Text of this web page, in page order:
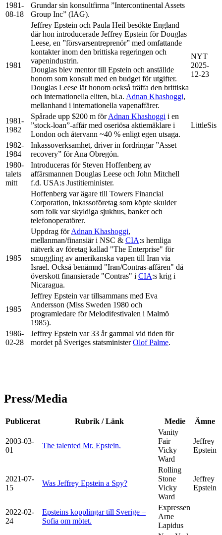
1981-
08-18
Grundar sin konsultfirma ”Intercontinental Assets
Group Inc” (IAG).
1981
Jeffrey Epstein och Paula Heil besökte England
där hon introducerade Jeffrey Epstein för Douglas
Leese, en ”försvarsentreprenör” med omfattande
kontakter inom den brittiska regeringen och
vapenindustrin.
Douglas blev mentor till Epstein och anställde
honom som konsult med en budget för utgifter.
Douglas Leese lät honom också träffa den brittiska
och internationella eliten, bl.a. Adnan Khashoggi,
mellanhand i internationella vapenaffärer.
NYT
2025-
12-23
1981-
1982
Spårade upp $200 m förAdnan Khashoggi i en
”stock-loan”-affär med oseriösa aktiemäklare i
London och återvann ~40 % enligt egen utsaga.
LittleSis
1982-
1984
Inkassoverksamhet, driver in fordringar ”Asset
recovery” för Ana Obregón.
1980-
talets
mitt
Introduceras för Steven Hoffenberg av
affärsmannen Douglas Leese och John Mitchell
f.d. USA:s Justitieminister.
Hoffenberg var ägare till Towers Financial
Corporation, inkassoföretag som köpte skulder
som folk var skyldiga sjukhus, banker och
telefonoperatörer.
1985
Uppdrag förAdnan Khashoggi,
mellanman/finansiär i NSC & CIA:s hemliga
nätverk av företag kallad "The Enterprise" för
smuggling av amerikanska vapen till Iran via
Israel. Också benämnd "Iran/Contras-affären" då
överskott finansierade "Contras" i CIA:s krig i
Nicaragua.
1985
Jeffrey Epstein var tillsammans med Eva
Andersson (Miss Sweden 1980 och
programledare för Melodifestivalen i Malmö
1985).
1986-
02-28
Jeffrey Epstein var 33 år gammal vid tiden för
mordet på Sveriges statsministerOlof Palme.
Press/Media
Publicerat Rubrik / Länk Medie Ämne
2003-03-
01
The talented Mr. Epstein.
Vanity
Fair
Vicky
Ward
Jeffrey
Epstein
2021-07-
15
Was Jeffrey Epstein a Spy?
Rolling
Stone
Vicky
Ward
Jeffrey
Epstein
2022-02-
24
Epsteins kopplingar till Sverige –
Sofia om mötet.
Expressen
Arne
Lapidus